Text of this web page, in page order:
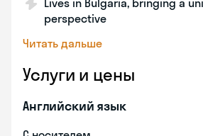
Lives in Bulgaria, bringing a
perspective
Читать дальше
Услуги и цены
Английский язык